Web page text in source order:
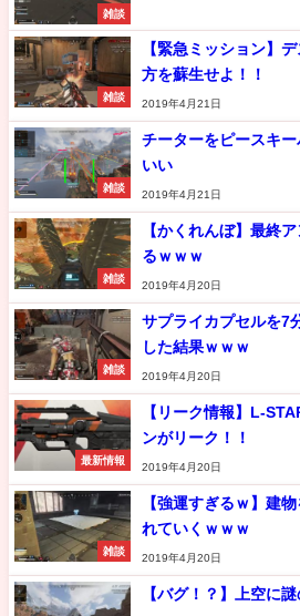
雑談
雑談
【緊急ミッション】
方を蘇生せよ！！
2019年4月21日
雑談
チーターをピースキ
いい
2019年4月21日
雑談
【かくれんぼ】最終
るｗｗｗ
2019年4月20日
雑談
サプライカプセルを7
した結果ｗｗｗ
2019年4月20日
最新情報
【リーク情報】L-
ンがリーク！！
2019年4月20日
雑談
【強運すぎるｗ】建
れていくｗｗｗ
2019年4月20日
【バグ！？】上空に